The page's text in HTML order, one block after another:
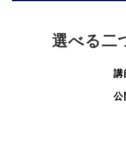
選べる二
講
公